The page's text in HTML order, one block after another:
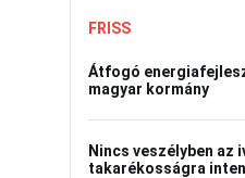
FRISS
Átfogó
magyar kormány
Nincs veszélyben az
takarékosságra